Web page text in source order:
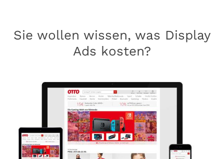
Sie wollen wissen, was Display
Ads kosten?